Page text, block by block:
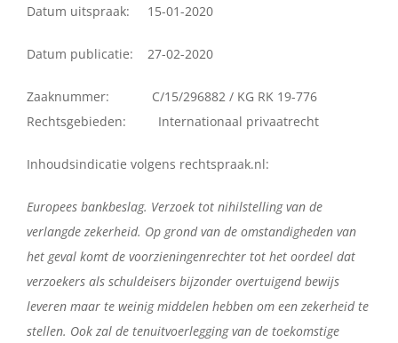
Nederlands
Datum uitspraak: 15-01-2020
Datum publicatie: 27-02-2020
Zaaknummer: C/15/296882 / KG RK 19-776
Rechtsgebieden: Internationaal privaatrecht
Inhoudsindicatie volgens rechtspraak.nl:
Europees bankbeslag. Verzoek tot nihilstelling van de
verlangde zekerheid. Op grond van de omstandigheden van
het geval komt de voorzieningenrechter tot het oordeel dat
verzoekers als schuldeisers bijzonder overtuigend bewijs
leveren maar te weinig middelen hebben om een zekerheid te
stellen. Ook zal de tenuitvoerlegging van de toekomstige